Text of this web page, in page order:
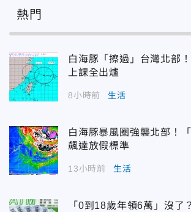
熱門
白海豚「擦過」台灣北部
上課全出爐
8小時前 生活
白海豚暴風圈強襲北部！
飆達放假標準
13小時前 生活
「0到18歲年領6萬」沒了